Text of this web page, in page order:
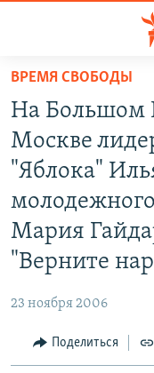
упрощенного
доступа
Вернуться
основному
содержанию
Вернутся
главной
Вернутся
поиску
АВТОРСКИЕ
МНЕНИЯ
КУЛЬТУРА
СЕВЕР.РЕАЛИИ
ВРЕМЯ СВОБОДЫ
На Большом
Москве
"Яблока"
Мария
"Верните
23 ноября 2006
Поделиться